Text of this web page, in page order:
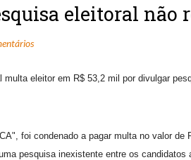
eleitoral não
multa eleitor em R$ 53,2 mil por divulgar
foi condenado a pagar multa no valor
pesquisa inexistente entre os